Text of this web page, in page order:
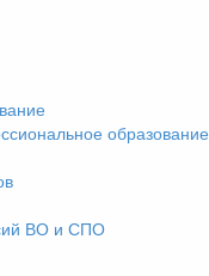
образование
ВО и СПО